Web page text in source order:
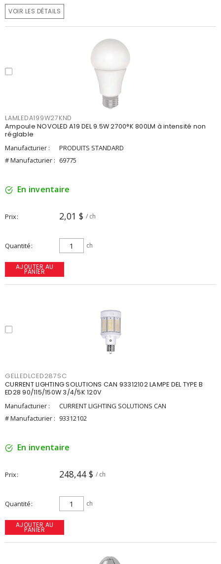
VOIR LES DÉTAILS
LAMLEDA199W27KND
Ampoule NOVOLED A19 DEL 9.5W 2700°K 800LM à intensité non
réglable
Manufacturier :
PRODUITS STANDARD
# Manufacturier : 69775
En inventaire
Prix 2,01 $ / ch
Quantité ch
AJOUTER AU
PANIER
GELLEDLCED287SC
CURRENT LIGHTING SOLUTIONS CAN 93312102 LAMPE DEL TYPE B
ED28 90/115/150W 3/4/5K 120V
Manufacturier :
CURRENT LIGHTING SOLUTIONS CAN
# Manufacturier : 93312102
En inventaire
Prix 248,44 $ / ch
Quantité ch
AJOUTER AU
PANIER